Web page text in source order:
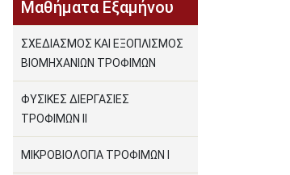
Μαθήματα Εξαμήνου
ΣΧΕΔΙΑΣΜΟΣ ΚΑΙ ΕΞΟΠΛΙΣΜΟΣ
ΒΙΟΜΗΧΑΝΙΩΝ ΤΡΟΦΙΜΩΝ
ΦΥΣΙΚΕΣ ΔΙΕΡΓΑΣΙΕΣ
ΤΡΟΦΙΜΩΝ II
ΜΙΚΡΟΒΙΟΛΟΓΙΑ ΤΡΟΦΙΜΩΝ Ι